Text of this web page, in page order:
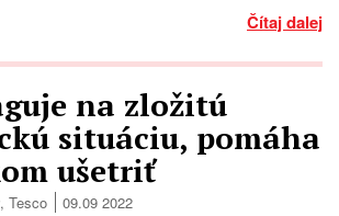
Čítaj dalej
na zložitú
situáciu, pomáha
ušetriť
, Tesco 09.09 2022